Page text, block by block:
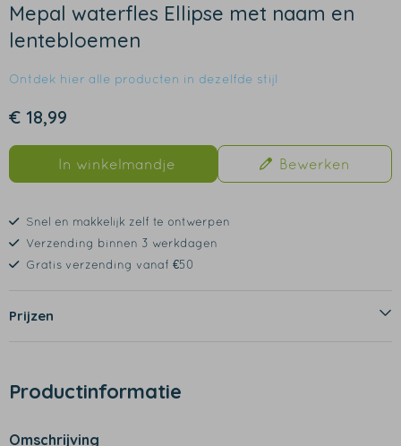
Mepal waterfles Ellipse met naam en
lentebloemen
Ontdek hier alle producten in dezelfde stijl
€ 18,99
In winkelmandje Bewerken
Snel en makkelijk zelf te ontwerpen
Verzending binnen 3 werkdagen
Gratis verzending vanaf €50
Prijzen
Productinformatie
Omschrijving